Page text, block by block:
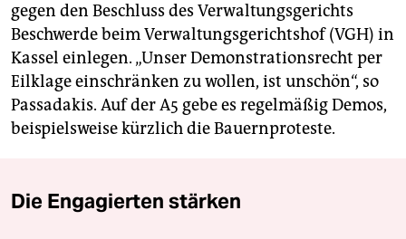
gegen den Beschluss des Verwaltungsgerichts
Beschwerde beim Verwaltungsgerichtshof (VGH) in
Kassel einlegen. „Unser Demonstrationsrecht per
Eilklage einschränken zu wollen, ist unschön“, so
Passadakis. Auf der A5 gebe es regelmäßig Demos,
beispielsweise kürzlich die Bauernproteste.
Die Engagierten stärken